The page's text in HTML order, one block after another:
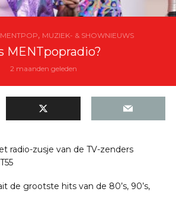
, MUZIEK- & SHOWNIEUWS
MENTpopradio?
2 maanden geleden
radio-zusje van de TV-zenders
de grootste hits van de 80’s, 90’s,